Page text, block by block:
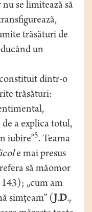
se limitează să
trăsături de
un
dintr-o
trăsături:
a explica totul,
iubire”5. Teama
e mai presus
să măomor
143); „cum am
simţeam” (J.D.,